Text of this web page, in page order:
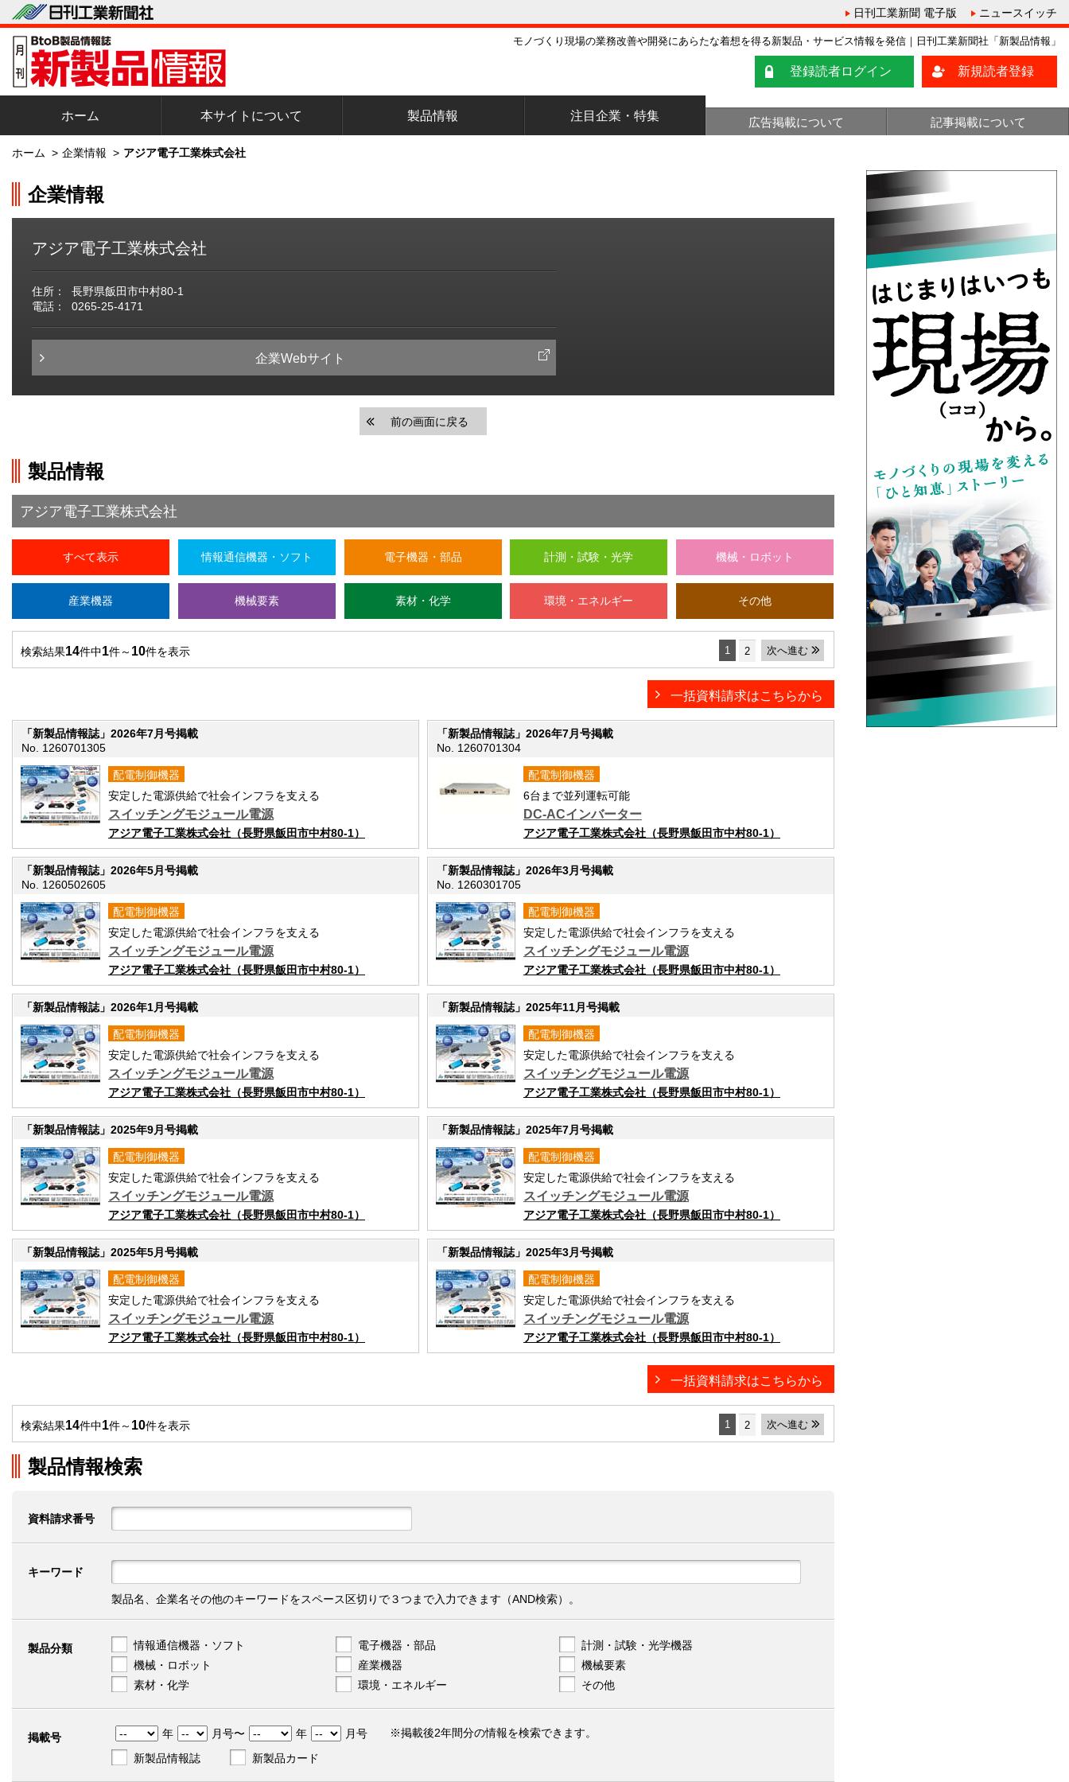
日刊工業新聞 電子版 ニュースイッチ
モノづくり現場の業務改善や開発にあらたな着想を得る新製品・サービス情報を発信｜日刊工業新聞社「新製品情報」
登録読者ログイン 新規読者登録
ホーム 本サイトについて 製品情報 注目企業・特集 広告掲載について 記事掲載について
ホーム > 企業情報 > アジア電子工業株式会社
企業情報
アジア電子工業株式会社
住所：
長野県飯田市中村80-1
電話：
0265-25-4171
企業Webサイト
前の画面に戻る
製品情報
アジア電子工業株式会社
すべて表示 情報通信機器・ソフト 電子機器・部品 計測・試験・光学 機械・ロボット
産業機器 機械要素 素材・化学 環境・エネルギー その他
検索結果14件中1件～ 10件を表示 1 2 次へ進む
一括資料請求はこちらから
「新製品情報誌」2026年7月号掲載
No. 1260701305
配電制御機器
安定した電源供給で社会インフラを支える
スイッチングモジュール電源
アジア電子工業株式会社（長野県飯田市中村80-1）
「新製品情報誌」2026年7月号掲載
No. 1260701304
配電制御機器
6台まで並列運転可能
DC-ACインバーター
アジア電子工業株式会社（長野県飯田市中村80-1）
「新製品情報誌」2026年5月号掲載
No. 1260502605
配電制御機器
安定した電源供給で社会インフラを支える
スイッチングモジュール電源
アジア電子工業株式会社（長野県飯田市中村80-1）
「新製品情報誌」2026年3月号掲載
No. 1260301705
配電制御機器
安定した電源供給で社会インフラを支える
スイッチングモジュール電源
アジア電子工業株式会社（長野県飯田市中村80-1）
「新製品情報誌」2026年1月号掲載
配電制御機器
安定した電源供給で社会インフラを支える
スイッチングモジュール電源
アジア電子工業株式会社（長野県飯田市中村80-1）
「新製品情報誌」2025年11月号掲載
配電制御機器
安定した電源供給で社会インフラを支える
スイッチングモジュール電源
アジア電子工業株式会社（長野県飯田市中村80-1）
「新製品情報誌」2025年9月号掲載
配電制御機器
安定した電源供給で社会インフラを支える
スイッチングモジュール電源
アジア電子工業株式会社（長野県飯田市中村80-1）
「新製品情報誌」2025年7月号掲載
配電制御機器
安定した電源供給で社会インフラを支える
スイッチングモジュール電源
アジア電子工業株式会社（長野県飯田市中村80-1）
「新製品情報誌」2025年5月号掲載
配電制御機器
安定した電源供給で社会インフラを支える
スイッチングモジュール電源
アジア電子工業株式会社（長野県飯田市中村80-1）
「新製品情報誌」2025年3月号掲載
配電制御機器
安定した電源供給で社会インフラを支える
スイッチングモジュール電源
アジア電子工業株式会社（長野県飯田市中村80-1）
一括資料請求はこちらから
検索結果14件中1件～ 10件を表示 1 2 次へ進む
製品情報検索
資料請求番号
キーワード
製品名、企業名その他のキーワードをスペース区切りで３つまで入力できます（AND検索）。
製品分類 情報通信機器・ソフト 電子機器・部品
計測・試験・光学機器
機械・ロボット
産業機器
機械要素
素材・化学
環境・エネルギー その他
掲載号 年 月号〜 年
月号
新製品情報誌
新製品カード
※掲載後2年間分の情報を検索できます。